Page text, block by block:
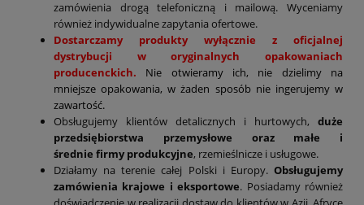
zamówienia drogą telefoniczną i mailową. Wyceniamy
również indywidualne zapytania ofertowe.
Dostarczamy produkty wyłącznie z oficjalnej
dystrybucji w oryginalnych opakowaniach
producenckich. Nie otwieramy ich, nie dzielimy na
mniejsze opakowania, w żaden sposób nie ingerujemy w
zawartość.
Obsługujemy klientów detalicznych i hurtowych, duże
przedsiębiorstwa przemysłowe oraz małe i
średnie firmy produkcyjne, rzemieślnicze i usługowe.
Działamy na terenie całej Polski i Europy. Obsługujemy
zamówienia krajowe i eksportowe. Posiadamy również